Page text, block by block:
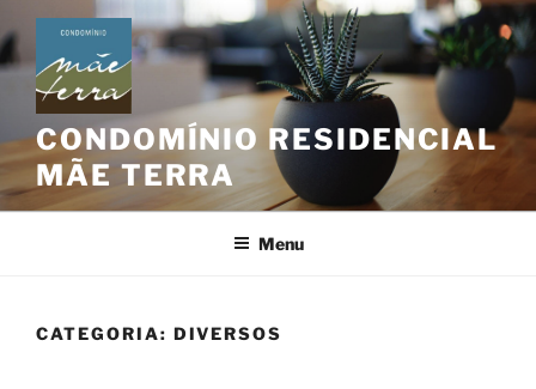
Pular
para
o
conteúdo
CONDOMÍNIO RESIDENCIAL
MÃE TERRA
Menu
CATEGORIA: DIVERSOS